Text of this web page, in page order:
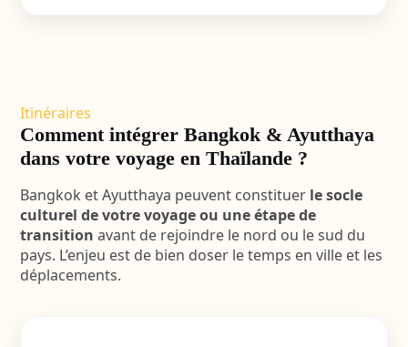
Itinéraires
Comment intégrer Bangkok & Ayutthaya
dans votre voyage en Thaïlande ?
Bangkok et Ayutthaya peuvent constituer le socle
culturel de votre voyage ou une étape de
transition avant de rejoindre le nord ou le sud du
pays. L’enjeu est de bien doser le temps en ville et les
déplacements.